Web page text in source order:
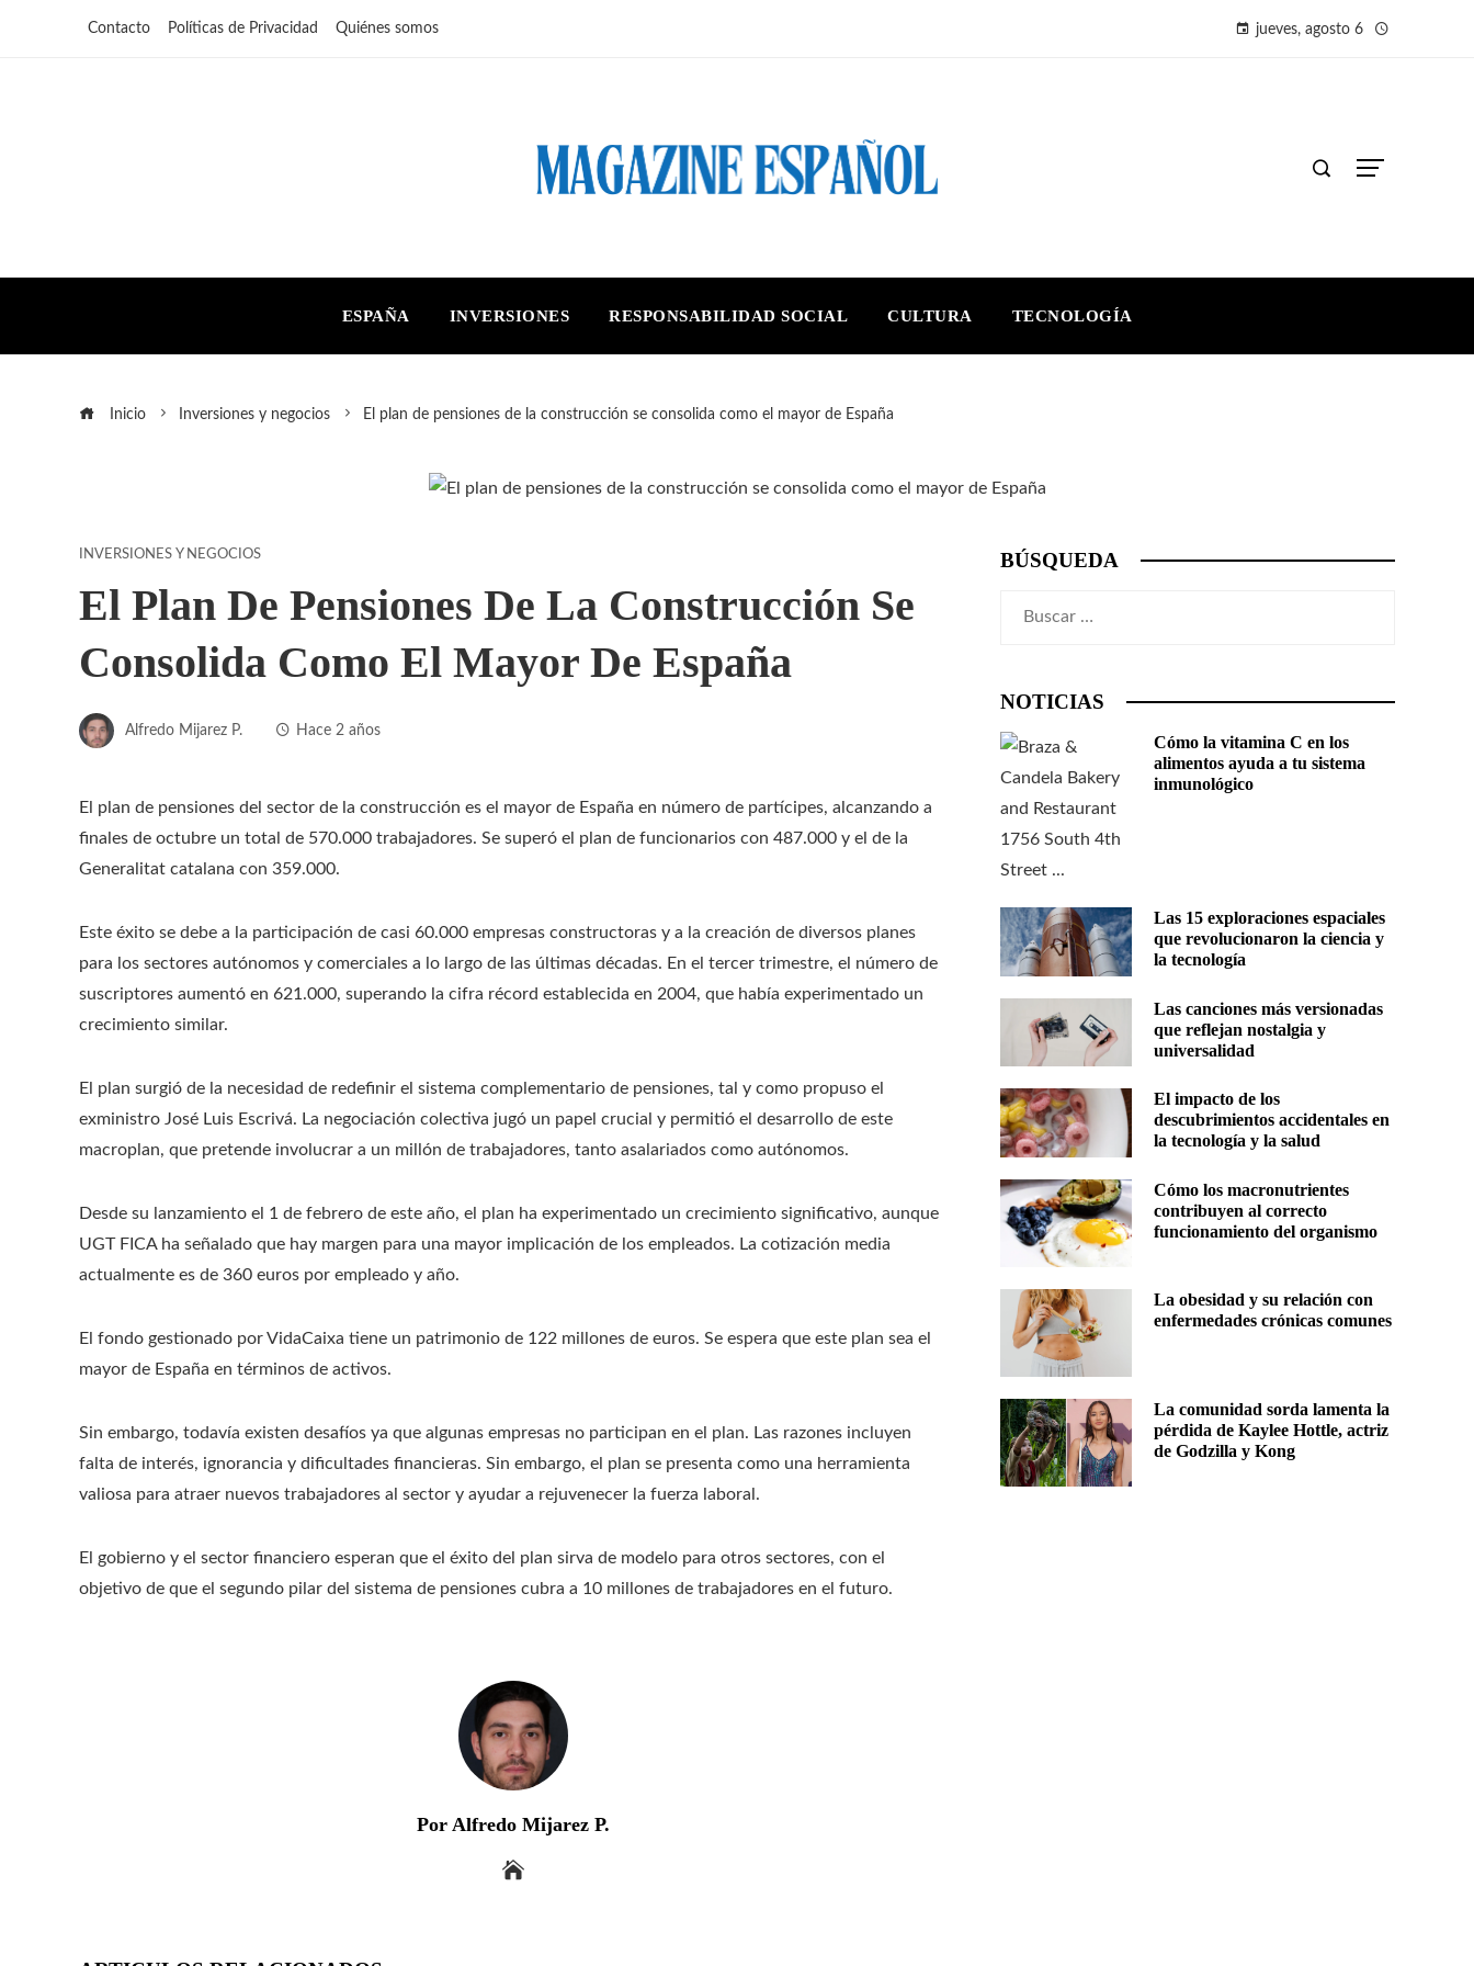
Contacto Políticas de Privacidad Quiénes somos jueves, agosto 6
ESPAÑA INVERSIONES RESPONSABILIDAD SOCIAL CULTURA TECNOLOGÍA
Inicio Inversiones y negocios El plan de pensiones de la construcción se consolida como el mayor de España
INVERSIONES Y NEGOCIOS
El Plan De Pensiones De La Construcción Se
Consolida Como El Mayor De España
Alfredo Mijarez P. Hace 2 años
El plan de pensiones del sector de la construcción es el mayor de España en número de partícipes, alcanzando a
finales de octubre un total de 570.000 trabajadores. Se superó el plan de funcionarios con 487.000 y el de la
Generalitat catalana con 359.000.
Este éxito se debe a la participación de casi 60.000 empresas constructoras y a la creación de diversos planes
para los sectores autónomos y comerciales a lo largo de las últimas décadas. En el tercer trimestre, el número de
suscriptores aumentó en 621.000, superando la cifra récord establecida en 2004, que había experimentado un
crecimiento similar.
El plan surgió de la necesidad de redefinir el sistema complementario de pensiones, tal y como propuso el
exministro José Luis Escrivá. La negociación colectiva jugó un papel crucial y permitió el desarrollo de este
macroplan, que pretende involucrar a un millón de trabajadores, tanto asalariados como autónomos.
Desde su lanzamiento el 1 de febrero de este año, el plan ha experimentado un crecimiento significativo, aunque
UGT FICA ha señalado que hay margen para una mayor implicación de los empleados. La cotización media
actualmente es de 360 ​​euros por empleado y año.
El fondo gestionado por VidaCaixa tiene un patrimonio de 122 millones de euros. Se espera que este plan sea el
mayor de España en términos de activos.
Sin embargo, todavía existen desafíos ya que algunas empresas no participan en el plan. Las razones incluyen
falta de interés, ignorancia y dificultades financieras. Sin embargo, el plan se presenta como una herramienta
valiosa para atraer nuevos trabajadores al sector y ayudar a rejuvenecer la fuerza laboral.
El gobierno y el sector financiero esperan que el éxito del plan sirva de modelo para otros sectores, con el
objetivo de que el segundo pilar del sistema de pensiones cubra a 10 millones de trabajadores en el futuro.
Por Alfredo Mijarez P.
BÚSQUEDA
NOTICIAS
Cómo la vitamina C en los
alimentos ayuda a tu sistema
inmunológico
Las 15 exploraciones espaciales
que revolucionaron la ciencia y
la tecnología
Las canciones más versionadas
que reflejan nostalgia y
universalidad
El impacto de los
descubrimientos accidentales en
la tecnología y la salud
Cómo los macronutrientes
contribuyen al correcto
funcionamiento del organismo
La obesidad y su relación con
enfermedades crónicas comunes
La comunidad sorda lamenta la
pérdida de Kaylee Hottle, actriz
de Godzilla y Kong